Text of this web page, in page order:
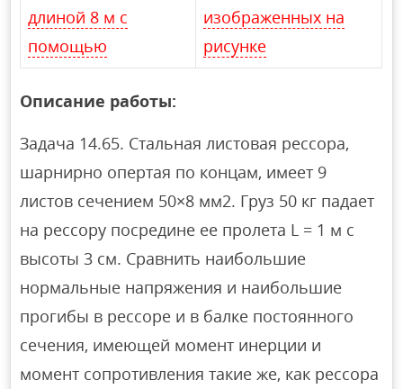
длиной 8 м с
помощью
изображенных на
рисунке
Описание работы:
Задача 14.65. Стальная листовая рессора,
шарнирно опертая по концам, имеет 9
листов сечением 50×8 мм2. Груз 50 кг падает
на рессору посредине ее пролета L = 1 м с
высоты 3 см. Сравнить наибольшие
нормальные напряжения и наибольшие
прогибы в рессоре и в балке постоянного
сечения, имеющей момент инерции и
момент сопротивления такие же, как рессора